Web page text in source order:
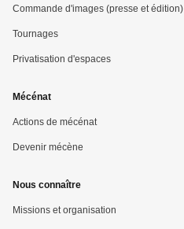
Commande d'images (presse et édition)
Tournages
Privatisation d'espaces
Mécénat
Actions de mécénat
Devenir mécène
Nous connaître
Missions et organisation